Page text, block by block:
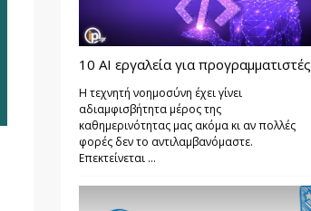
10 AI εργαλεία για προγραμματιστές
Η τεχνητή νοημοσύνη έχει γίνει
αδιαμφισβήτητα μέρος της
καθημερινότητας μας ακόμα κι αν πολλές
φορές δεν το αντιλαμβανόμαστε.
Επεκτείνεται ...